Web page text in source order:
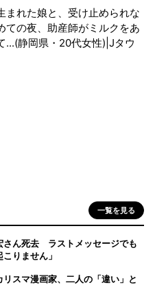
まれた娘と、受け止められな
ての夜、助産師がミルクをあ
...(静岡県・20代女性)|Jタウ
一覧を見る
さん死去 ラストメッセージでも
りません」
スマ漫画家、二人の「違い」と